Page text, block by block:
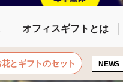
オフィスギフトとは
とギフトのセット NEWS